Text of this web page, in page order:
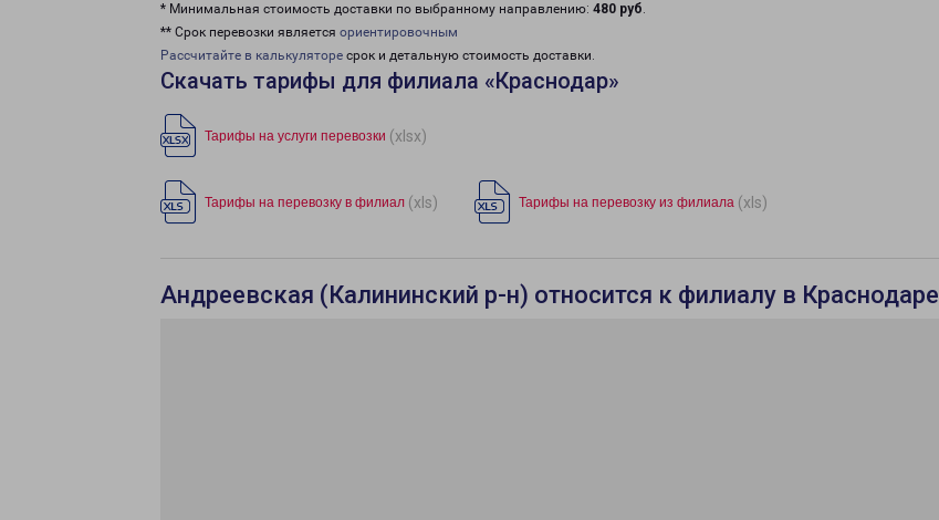
* Минимальная стоимость доставки по выбранному направлению: 480 руб.
** Срок перевозки является ориентировочным
Рассчитайте в калькуляторе срок и детальную стоимость доставки.
Скачать тарифы для филиала «Краснодар»
Тарифы на услуги перевозки (xlsx)
Тарифы на перевозку в филиал (xls) Тарифы на перевозку из филиала (xls)
Андреевская (Калининский р-н) относится к филиалу в Краснодаре